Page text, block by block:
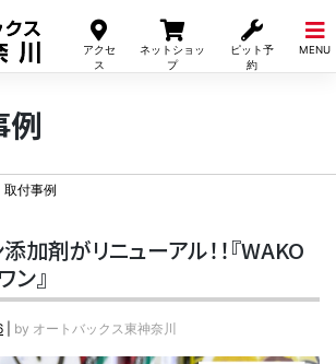
アクセ
ス
ネットショッ
プ
ピット予
約
MENU
例
取付事例
加剤がリニューアル！！『WAKO
ン』
by オートバックス東神奈川